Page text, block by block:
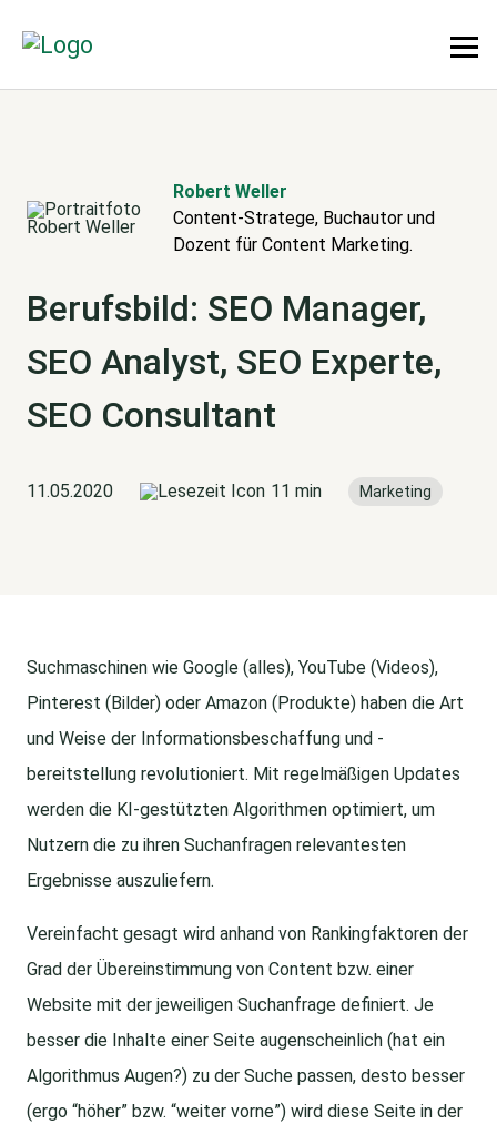
Robert Weller
Content-Stratege, Buchautor und
Dozent für Content Marketing.
Berufsbild: SEO Manager,
SEO Analyst, SEO Experte,
SEO Consultant
11.05.2020 11 min Marketing
Suchmaschinen wie Google (alles), YouTube (Videos),
Pinterest (Bilder) oder Amazon (Produkte) haben die Art
und Weise der Informationsbeschaffung und -
bereitstellung revolutioniert. Mit regelmäßigen Updates
werden die KI-gestützten Algorithmen optimiert, um
Nutzern die zu ihren Suchanfragen relevantesten
Ergebnisse auszuliefern.
Vereinfacht gesagt wird anhand von Rankingfaktoren der
Grad der Übereinstimmung von Content bzw. einer
Website mit der jeweiligen Suchanfrage definiert. Je
besser die Inhalte einer Seite augenscheinlich (hat ein
Algorithmus Augen?) zu der Suche passen, desto besser
(ergo “höher” bzw. “weiter vorne”) wird diese Seite in der